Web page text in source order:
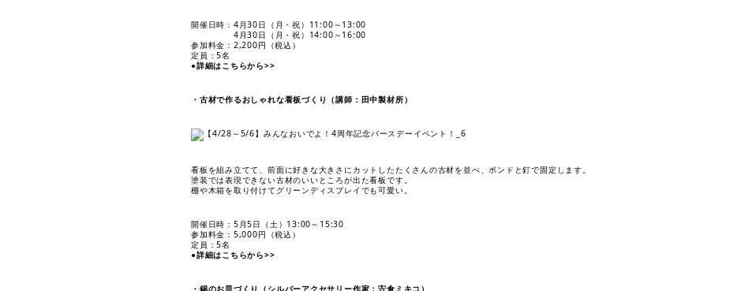
開催日時：4月30日（月・祝）11:00～13:00
4月30日（月・祝）14:00～16:00
参加料金：2,200円（税込）
定員：5名
●詳細はこちらから>>
・古材で作るおしゃれな看板づくり（講師：田中製材所）
看板を組み立てて、前面に好きな大きさにカットしたたくさんの古材を並べ、ボンドと釘で固定します。
塗装では表現できない古材のいいところが出た看板です。
棚や木箱を取り付けてグリーンディスプレイでも可愛い。
開催日時：5月5日（土）13:00～15:30
参加料金：5,000円（税込）
定員：5名
●詳細はこちらから>>